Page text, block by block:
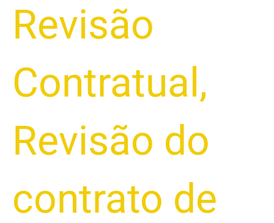
Revisão
Contratual ,
Revisão do
contrato de